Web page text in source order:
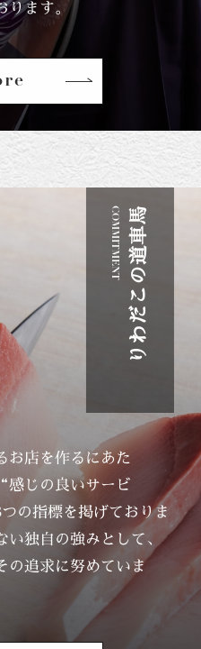
ります。
馬
車
道
の
こ
だ
わ
り
COMMITMENT
お店を作るにあた
じの良いサービ
の指標を掲げておりま
い独自の強みとして、
の追求に努めていま